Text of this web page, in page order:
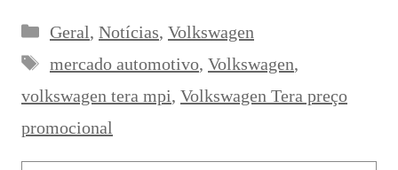
e
b
o
k
t
s
p
p
k
e
I
e
g
a
t
e
e
t
i
l
e
Categorias
Geral, Notícias, Volkswagen
Tags
mercado automotivo, Volkswagen,
volkswagen tera mpi, Volkswagen Tera preço
promocional